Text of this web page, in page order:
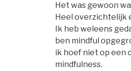
Het was gewoon
Heel overzichtelijk
Ik heb weleens
ben mindful
ik hoef niet op een
mindfulness.